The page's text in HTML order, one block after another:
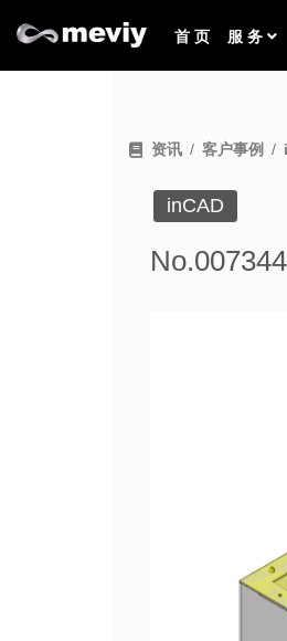
首 页 服 务
资讯 客户事例
inCAD